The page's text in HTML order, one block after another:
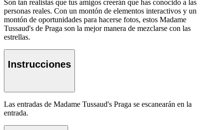
Son tan realistas que tus amigos creerán que has conocido a las
personas reales. Con un montón de elementos interactivos y un
montón de oportunidades para hacerse fotos, estos Madame
Tussaud's de Praga son la mejor manera de mezclarse con las
estrellas.
Instrucciones
Las entradas de Madame Tussaud's Praga se escanearán en la
entrada.